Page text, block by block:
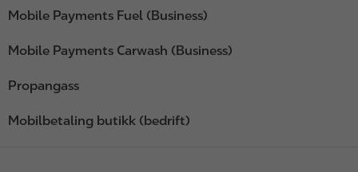
Mobile Payments Fuel (Business)
Mobile Payments Carwash (Business)
Propangass
Mobilbetaling butikk (bedrift)